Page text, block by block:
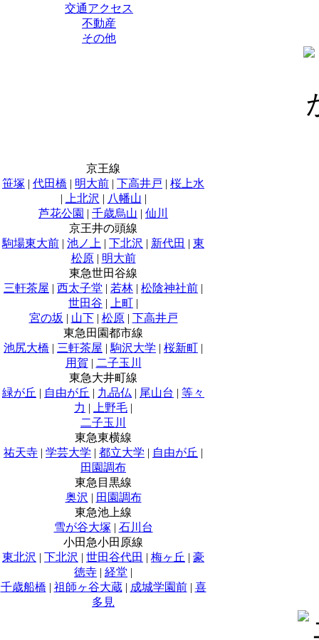
交通アクセス
不動産
その他
京王線
笹塚 | 代田橋 | 明大前 | 下高井戸 | 桜上水
|
上北沢 | 八幡山 |
芦花公園 | 千歳烏山 | 仙川
京王井の頭線
駒場東大前 | 池ノ上 | 下北沢 | 新代田 | 東
松原| 明大前
東急世田谷線
三軒茶屋 | 西太子堂 | 若林 | 松陰神社前 |
世田谷 | 上町 |
宮の坂 | 山下| 松原| 下高井戸
東急田園都市線
池尻大橋 | 三軒茶屋 | 駒沢大学 | 桜新町 |
用賀 | 二子玉川
東急大井町線
緑が丘 | 自由が丘 | 九品仏 | 尾山台 | 等々
力 | 上野毛 |
二子玉川
東急東横線
祐天寺 | 学芸大学 | 都立大学 | 自由が丘 |
田園調布
東急目黒線
奥沢 | 田園調布
東急池上線
雪が谷大塚 | 石川台
小田急小田原線
東北沢 | 下北沢 | 世田谷代田 | 梅ヶ丘 | 豪
徳寺 | 経堂 |
千歳船橋 | 祖師ヶ谷大蔵| 成城学園前| 喜
多見